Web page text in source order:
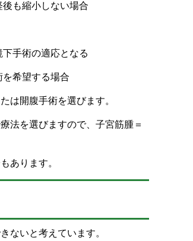
も縮小しない場合
手術の適応となる
希望する場合
は開腹手術を選びます。
法を選びますので、子宮筋腫＝
あります。
ないと考えています。